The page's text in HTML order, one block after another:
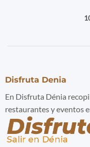
Disfruta Denia
En Disfruta Dénia
restaurantes y eventos